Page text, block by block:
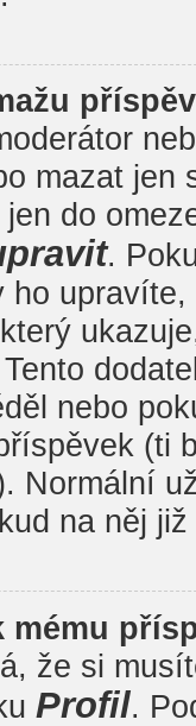
mazat jen
do
.
nebo
(ti
Normální
na něj
mému
že si
Profil.